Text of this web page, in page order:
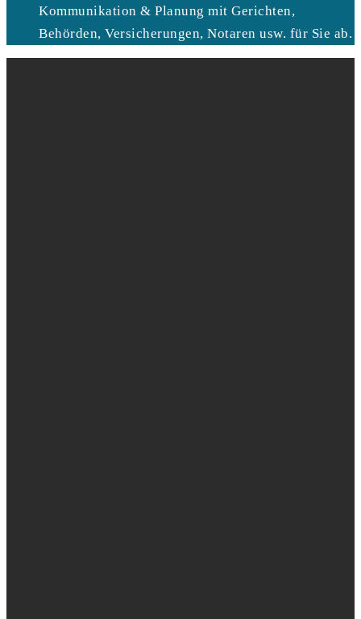
Kommunikation & Planung mit Gerichten,
Behörden, Versicherungen, Notaren usw. für Sie ab.